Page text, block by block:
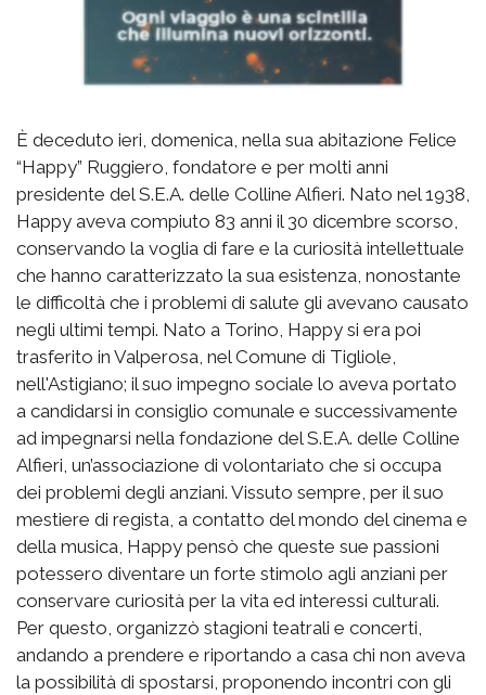
È deceduto ieri, domenica, nella sua abitazione Felice
“Happy” Ruggiero, fondatore e per molti anni
presidente del S.E.A. delle Colline Alfieri. Nato nel 1938,
Happy aveva compiuto 83 anni il 30 dicembre scorso,
conservando la voglia di fare e la curiosità intellettuale
che hanno caratterizzato la sua esistenza, nonostante
le difficoltà che i problemi di salute gli avevano causato
negli ultimi tempi. Nato a Torino, Happy si era poi
trasferito in Valperosa, nel Comune di Tigliole,
nell'Astigiano; il suo impegno sociale lo aveva portato
a candidarsi in consiglio comunale e successivamente
ad impegnarsi nella fondazione del S.E.A. delle Colline
Alfieri, un’associazione di volontariato che si occupa
dei problemi degli anziani. Vissuto sempre, per il suo
mestiere di regista, a contatto del mondo del cinema e
della musica, Happy pensò che queste sue passioni
potessero diventare un forte stimolo agli anziani per
conservare curiosità per la vita ed interessi culturali.
Per questo, organizzò stagioni teatrali e concerti,
andando a prendere e riportando a casa chi non aveva
la possibilità di spostarsi, proponendo incontri con gli